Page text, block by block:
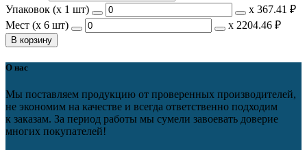
Упаковок (x 1 шт)
х 367.41 ₽
Мест (x 6 шт)
х 2204.46 ₽
В корзину
О нас
Мы поставляем продукцию от проверенных производителей,
не экономим на качестве и всегда ответственно подходим
к заказам. За период работы мы сумели завоевать доверие
многих покупателей!